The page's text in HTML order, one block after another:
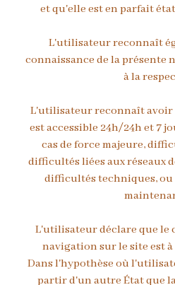
et qu'elle est en parfait
L'utilisateur reconnaît
connaissance de la présente
à la
L'utilisateur reconnaît avoir
est accessible 24h/24h et 7
cas de force majeure,
difficultés liées aux réseaux
difficultés techniques, ou
L'utilisateur déclare que le
navigation sur le site est
Dans l'hypothèse où
partir d'un autre État que